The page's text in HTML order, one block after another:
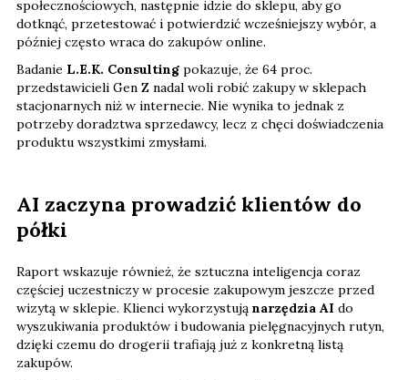
społecznościowych, następnie idzie do sklepu, aby go
dotknąć, przetestować i potwierdzić wcześniejszy wybór, a
później często wraca do zakupów online.
Badanie L.E.K. Consulting pokazuje, że 64 proc.
przedstawicieli Gen Z nadal woli robić zakupy w sklepach
stacjonarnych niż w internecie. Nie wynika to jednak z
potrzeby doradztwa sprzedawcy, lecz z chęci doświadczenia
produktu wszystkimi zmysłami.
AI zaczyna prowadzić klientów do
półki
Raport wskazuje również, że sztuczna inteligencja coraz
częściej uczestniczy w procesie zakupowym jeszcze przed
wizytą w sklepie. Klienci wykorzystują narzędzia AI do
wyszukiwania produktów i budowania pielęgnacyjnych rutyn,
dzięki czemu do drogerii trafiają już z konkretną listą
zakupów.